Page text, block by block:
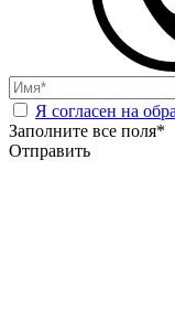
Я согласен на
Заполните все поля*
Отправить